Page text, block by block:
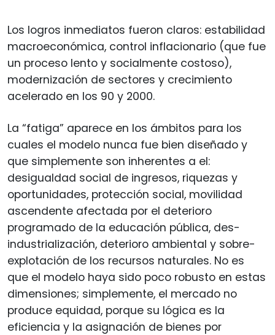
Los logros inmediatos fueron claros: estabilidad
macroeconómica, control inflacionario (que fue
un proceso lento y socialmente costoso),
modernización de sectores y crecimiento
acelerado en los 90 y 2000.
La “fatiga” aparece en los ámbitos para los
cuales el modelo nunca fue bien diseñado y
que simplemente son inherentes a el:
desigualdad social de ingresos, riquezas y
oportunidades, protección social, movilidad
ascendente afectada por el deterioro
programado de la educación pública, des-
industrialización, deterioro ambiental y sobre-
explotación de los recursos naturales. No es
que el modelo haya sido poco robusto en estas
dimensiones; simplemente, el mercado no
produce equidad, porque su lógica es la
eficiencia y la asignación de bienes por